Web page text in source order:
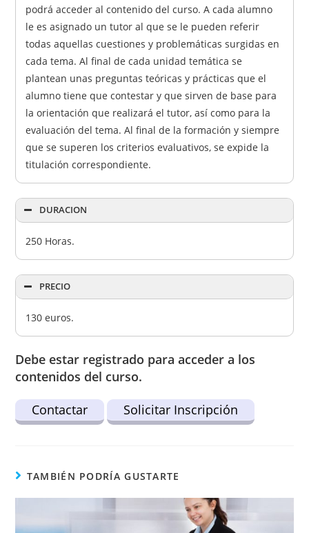
podrá acceder al contenido del curso. A cada alumno
le es asignado un tutor al que se le pueden referir
todas aquellas cuestiones y problemáticas surgidas en
cada tema. Al final de cada unidad temática se
plantean unas preguntas teóricas y prácticas que el
alumno tiene que contestar y que sirven de base para
la orientación que realizará el tutor, así como para la
evaluación del tema. Al final de la formación y siempre
que se superen los criterios evaluativos, se expide la
titulación correspondiente.
DURACION
250 Horas.
PRECIO
130 euros.
Debe estar registrado para acceder a los
contenidos del curso.
Contactar
Solicitar Inscripción
TAMBIÉN PODRÍA GUSTARTE